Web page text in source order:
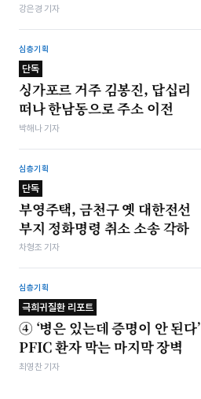
강은경 기자
심층기획
단독
싱가포르 거주 김봉진, 답십리
떠나 한남동으로 주소 이전
박해나 기자
심층기획
단독
부영주택, 금천구 옛 대한전선
부지 정화명령 취소 소송 각하
차형조 기자
심층기획
극희귀질환 리포트
④ ‘병은 있는데 증명이 안 된다’
PFIC 환자 막는 마지막 장벽
최영찬 기자